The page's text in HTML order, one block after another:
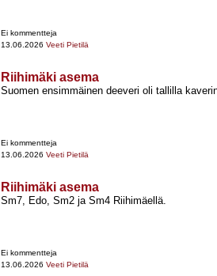
Ei kommentteja
13.06.2026 Veeti Pietilä
Riihimäki asema
Suomen ensimmäinen deeveri oli tallilla
Ei kommentteja
13.06.2026 Veeti Pietilä
Riihimäki asema
Sm7, Edo, Sm2 ja Sm4 Riihimäellä.
Ei kommentteja
13.06.2026 Veeti Pietilä